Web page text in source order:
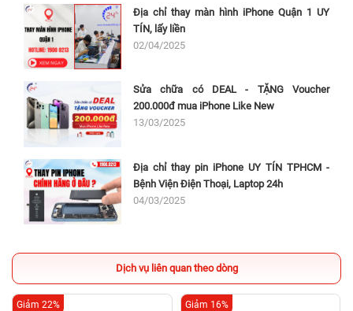
Địa chỉ thay màn hình iPhone Quận 1 UY
TÍN, lấy liền
02/04/2025
Sửa chữa có DEAL - TẶNG Voucher
200.000đ mua iPhone Like New
13/03/2025
Địa chỉ thay pin iPhone UY TÍN TPHCM -
Bệnh Viện Điện Thoại, Laptop 24h
04/03/2025
Dịch vụ liên quan theo dòng
Giảm 22% Giảm 16%